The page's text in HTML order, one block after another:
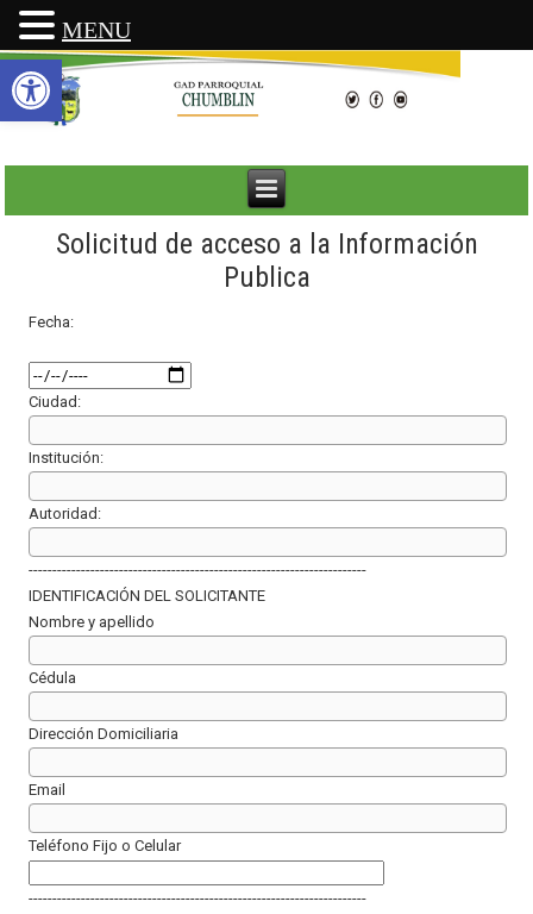
Abrir barra de herramientas
Solicitud de acceso a la Información
Publica
Fecha:
Ciudad:
Institución:
Autoridad:
-----------------------------------------------------------------------
IDENTIFICACIÓN DEL SOLICITANTE
Nombre y apellido
Cédula
Dirección Domiciliaria
Email
Teléfono Fijo o Celular
-----------------------------------------------------------------------
MENU